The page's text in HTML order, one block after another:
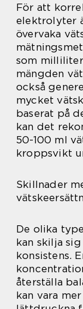
För att
elektrolyter
övervaka
som
mängden
också
mycket
baserat på
kan det
50-100 ml
kroppsvikt
Skillnader
De olika
kan skilja
konsistens.
återställa
kan vara